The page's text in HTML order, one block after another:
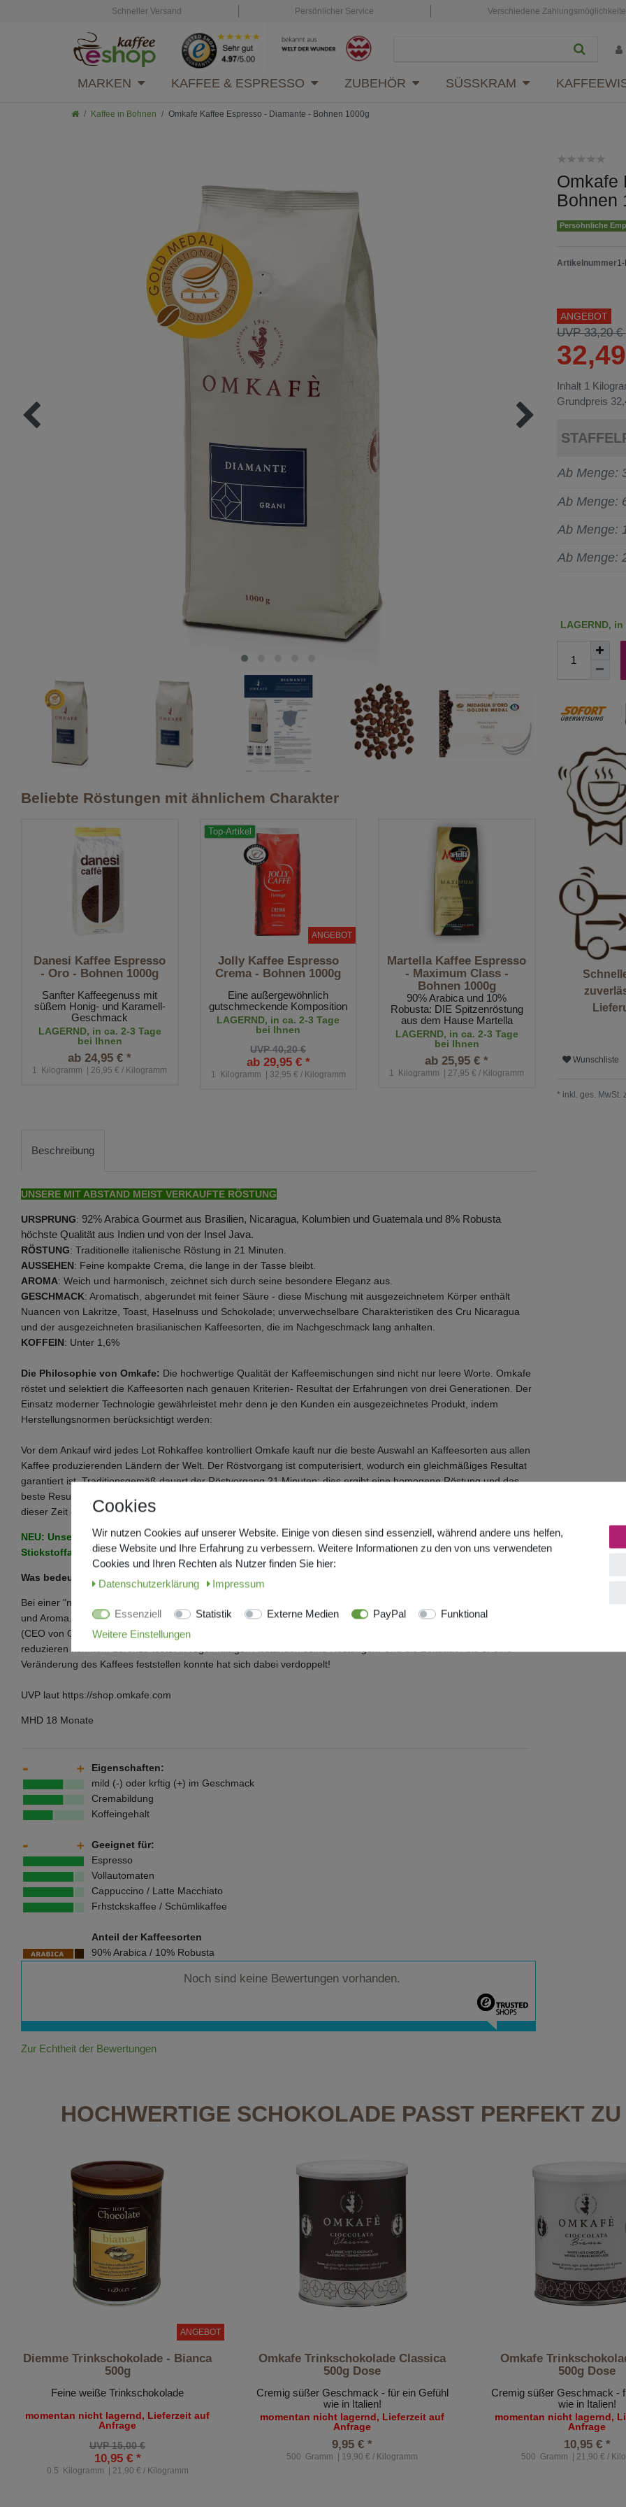
Schneller Versand Persönlicher Service Verschiedene
MARKEN KAFFEE & ESPRESSO ZUBEHÖR SÜSSKRAM
Kaffee in Bohnen Omkafe Kaffee Espresso - Diamante - Bohnen 1000g
Beliebte Röstungen mit ähnlichem Charakter
Danesi Kaffee Espresso
- Oro - Bohnen 1000g
Sanfter Kaffeegenuss mit
süßem Honig- und Karamell-
Geschmack
LAGERND, in ca. 2-3 Tage
bei Ihnen
ab 24,95 € *
1 Kilogramm | 26,95 € / Kilogramm
Top-Artikel
ANGEBOT
Jolly Kaffee Espresso
Crema - Bohnen 1000g
Eine außergewöhnlich
gutschmeckende Komposition
LAGERND, in ca. 2-3 Tage
bei Ihnen
UVP 40,20 €
ab 29,95 € *
1 Kilogramm | 32,95 € / Kilogramm
Martella Kaffee Espresso
- Maximum Class -
Bohnen 1000g
90% Arabica und 10%
Robusta: DIE Spitzenröstung
aus dem Hause Martella
LAGERND, in ca. 2-3 Tage
bei Ihnen
ab 25,95 € *
1 Kilogramm | 27,95 € / Kilogramm
Omkafe
Bohnen
Persöhnliche
Artikelnummer1-
ANGEBOT
UVP 33,20 €
Inhalt 1
Grundpreis
Ab Menge:
Ab Menge:
Ab Menge:
Ab Menge:
LAGERND,
Wunschliste
* inkl. ges. MwSt.
Beschreibung
UNSERE MIT ABSTAND MEIST VERKAUFTE RÖSTUNG
URSPRUNG: 92% Arabica Gourmet aus Brasilien, Nicaragua, Kolumbien und Guatemala und 8% Robusta
höchste Qualität aus Indien und von der Insel Java.
RÖSTUNG: Traditionelle italienische Röstung in 21 Minuten.
AUSSEHEN: Feine kompakte Crema, die lange in der Tasse bleibt.
AROMA: Weich und harmonisch, zeichnet sich durch seine besondere Eleganz aus.
GESCHMACK: Aromatisch, abgerundet mit feiner Säure - diese Mischung mit ausgezeichnetem Körper enthält
Nuancen von Lakritze, Toast, Haselnuss und Schokolade; unverwechselbare Charakteristiken des Cru Nicaragua
und der ausgezeichneten brasilianischen Kaffeesorten, die im Nachgeschmack lang anhalten.
KOFFEIN: Unter 1,6%
Die Philosophie von Omkafe: Die hochwertige Qualität der Kaffeemischungen sind nicht nur leere Worte. Omkafe
röstet und selektiert die Kaffeesorten nach genauen Kriterien- Resultat der Erfahrungen von drei Generationen. Der
Einsatz moderner Technologie gewährleistet mehr denn je den Kunden ein ausgezeichnetes Produkt, indem
Herstellungsnormen berücksichtigt werden:
Vor dem Ankauf wird jedes Lot Rohkaffee kontrolliert Omkafe kauft nur die beste Auswahl an Kaffeesorten aus allen
Kaffee produzierenden Ländern der Welt. Der Röstvorgang ist computerisiert, wodurch ein gleichmäßiges Resultat
garantiert ist. Traditionsgemäß dauert der Röstvorgang 21 Minuten; dies ergibt eine homogene Röstung und das
beste Resultat in der Tasse. Die Kaffeemischungen kann 15 Tage lang ruhen, bevor sie in den Verkauf gelangen. In
dieser Zeit entwickeln sich die besonderen Aromen dieser Kaffeemischungen.
NEU: Unser Omkafe Diamante wird ab sofort in der neuen, umweltschonenden Verpackung mit
Stickstoffatmosphäre geliefert.
Was bedeutet das für Sie als Kaffeeliebhaber?
Bei einer "normalen" Verpackung reagiert der Kaffee mit dem Sauerstoff – dadurch verliert der Kaffee an Qualität
und Aroma. In einer Stickstoffatmosphäre altert der Kaffee zwar auch, aber erheblich langsamer! Lorenzo Martinelli
(CEO von Omkafe) hat mir bei einem meiner Besuche in Arco erzählt, dass sie den Qualitätsverlust um 50%
reduzieren konnten. Lorenzo testet in regelmäßigen Abständen seine Röstungen. Und die Zeitdauer bis er eine
Veränderung des Kaffees feststellen konnte hat sich dabei verdoppelt!
UVP laut https://shop.omkafe.com
MHD 18 Monate
Eigenschaften:
mild (-) oder krftig (+) im Geschmack
Cremabildung
Koffeingehalt
Geeignet für:
Espresso
Vollautomaten
Cappuccino / Latte Macchiato
Frhstckskaffee / Schümlikaffee
Anteil der Kaffeesorten
90% Arabica / 10% Robusta
Noch sind keine Bewertungen vorhanden.
Zur Echtheit der Bewertungen
HOCHWERTIGE SCHOKOLADE PASST PERFEKT
ANGEBOT
Diemme Trinkschokolade - Bianca
500g
Feine weiße Trinkschokolade
momentan nicht lagernd, Lieferzeit auf
Anfrage
UVP 15,00 €
10,95 € *
0.5 Kilogramm | 21,90 € / Kilogramm
Omkafe Trinkschokolade Classica
500g Dose
Cremig süßer Geschmack - für ein Gefühl
wie in Italien!
momentan nicht lagernd, Lieferzeit auf
Anfrage
9,95 € *
500 Gramm | 19,90 € / Kilogramm
Omkafe
500g Dose
Cremig süßer Geschmack -
wie in Italien!
momentan nicht lagernd,
Anfrage
10,95 € *
500 Gramm | 21,90 € /
Cookies
Wir nutzen Cookies auf unserer Website. Einige von diesen sind essenziell, während andere uns helfen,
diese Website und Ihre Erfahrung zu verbessern. Weitere Informationen zu den von uns verwendeten
Cookies und Ihren Rechten als Nutzer finden Sie hier:
Daten­schutz­erklärung
Impressum
Essenziell Statistik Externe Medien PayPal
Funktional
Weitere Einstellungen